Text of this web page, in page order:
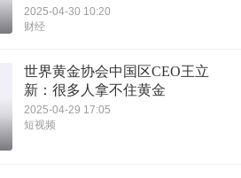
2025-04-30 10:20
财经
世界黄金协会中国区CEO王立
新：很多人拿不住黄金
2025-04-29 17:05
短视频